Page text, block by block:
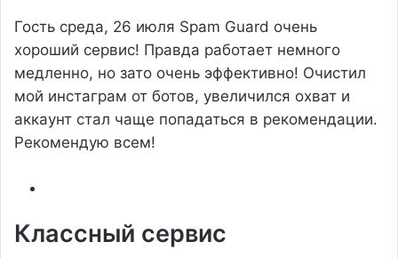
Гость среда, 26 июля Spam Guard очень
хороший сервис! Правда работает немного
медленно, но зато очень эффективно! Очистил
мой инстаграм от ботов, увеличился охват и
аккаунт стал чаще попадаться в рекомендации.
Рекомендую всем!
Классный сервис